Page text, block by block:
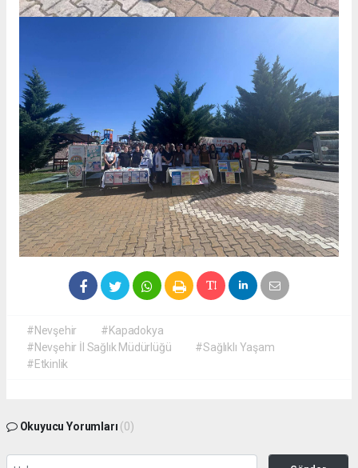
#Nevşehir
#Kapadokya
#Nevşehir İl Sağlık Müdürlüğü
#Sağlıklı Yaşam
#Etkinlik
Okuyucu Yorumları (0)